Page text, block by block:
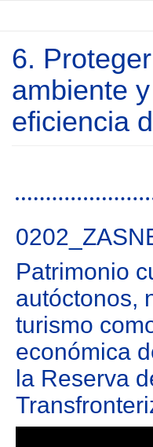
Inicio
Presentación
Documentos
Gestión de
Enlaces
6.
ambiente
eficiencia
Patrimonio
autóctonos,
turismo
económica
la Reserva